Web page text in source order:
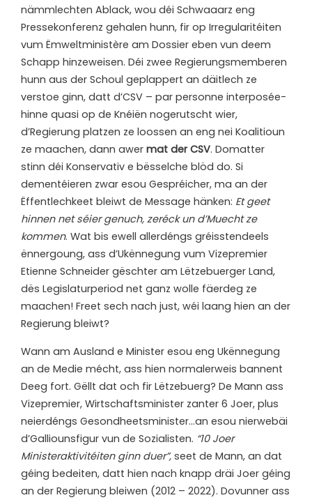
nämmlechten Ablack, wou déi Schwaaarz eng
Pressekonferenz gehalen hunn, fir op Irregularitéiten
vum Ëmweltministère am Dossier eben vun deem
Schapp hinzeweisen. Déi zwee Regierungsmemberen
hunn aus der Schoul geplappert an däitlech ze
verstoe ginn, datt d’CSV – par personne interposée-
hinne quasi op de Knéiën nogerutscht wier,
d’Regierung platzen ze loossen an eng nei Koalitioun
ze maachen, dann awer mat der CSV. Domatter
stinn déi Konservativ e bësselche blöd do. Si
dementéieren zwar esou Gespréicher, ma an der
Ëffentlechkeet bleiwt de Message hänken: Et geet
hinnen net séier genuch, zeréck un d’Muecht ze
kommen. Wat bis ewell allerdéngs gréisstendeels
ënnergoung, ass d’Ukënnegung vum Vizepremier
Etienne Schneider gëschter am Lëtzebuerger Land,
dës Legislaturperiod net ganz wolle fäerdeg ze
maachen! Freet sech nach just, wéi laang hien an der
Regierung bleiwt?
Wann am Ausland e Minister esou eng Ukënnegung
an de Medie mécht, ass hien normalerweis bannent
Deeg fort. Gëllt dat och fir Lëtzebuerg? De Mann ass
Vizepremier, Wirtschaftsminister zanter 6 Joer, plus
neierdéngs Gesondheetsminister…an esou nierwebäi
d’Galliounsfigur vun de Sozialisten. “10 Joer
Ministeraktivitéiten ginn duer”, seet de Mann, an dat
géing bedeiten, datt hien nach knapp dräi Joer géing
an der Regierung bleiwen (2012 – 2022). Dovunner ass